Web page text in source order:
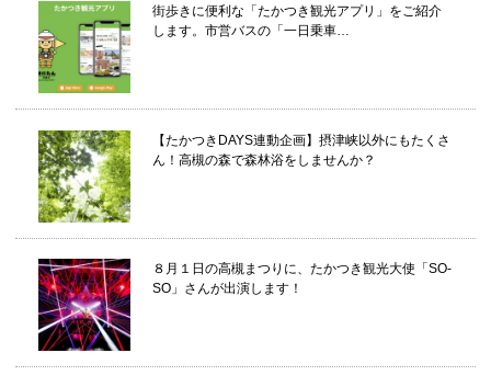
街歩きに便利な「たかつき観光アプリ」をご紹介
します。市営バスの「一日乗車…
【たかつきDAYS連動企画】摂津峡以外にもたくさ
ん！高槻の森で森林浴をしませんか？
８月１日の高槻まつりに、たかつき観光大使「SO-
SO」さんが出演します！